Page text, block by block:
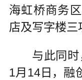
海虹桥商务
店及写字楼三
与此同
1月14日，融